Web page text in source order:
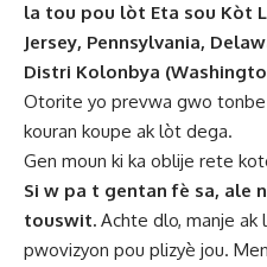
la tou pou lòt Eta sou Kòt
Jersey, Pennsylvania,
Distri Kolonbya
Otorite yo prevwa gwo
kouran koupe ak lòt dega.
Gen moun ki ka oblije rete
Si w pa t gentan fè sa, ale
touswit. Achte dlo, manje ak
pwovizyon pou plizyè jou.